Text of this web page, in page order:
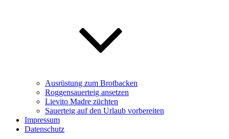
Ausrüstung zum Brotbacken
Roggensauerteig ansetzen
Lievito Madre züchten
Sauerteig auf den Urlaub vorbereiten
Impressum
Datenschutz